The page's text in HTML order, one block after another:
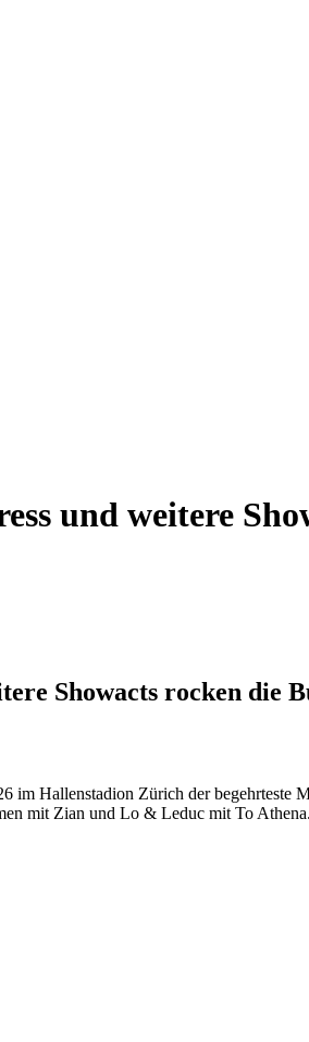
und weitere
Showacts rocken die
Hallenstadion Zürich der
mit Zian und Lo & Leduc mit To